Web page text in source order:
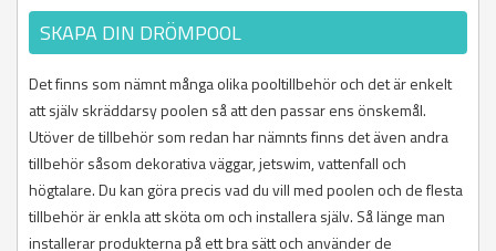
SKAPA DIN DRÖMPOOL
Det finns som nämnt många olika pooltillbehör och det är enkelt
att själv skräddarsy poolen så att den passar ens önskemål.
Utöver de tillbehör som redan har nämnts finns det även andra
tillbehör såsom dekorativa väggar, jetswim, vattenfall och
högtalare. Du kan göra precis vad du vill med poolen och de flesta
tillbehör är enkla att sköta om och installera själv. Så länge man
installerar produkterna på ett bra sätt och använder de